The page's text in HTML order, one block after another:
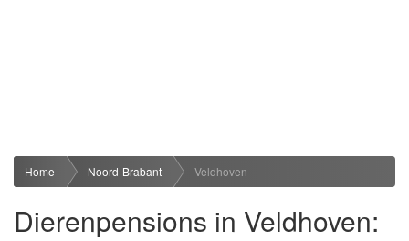
Home Noord-Brabant Veldhoven
Dierenpensions in Veldhoven: